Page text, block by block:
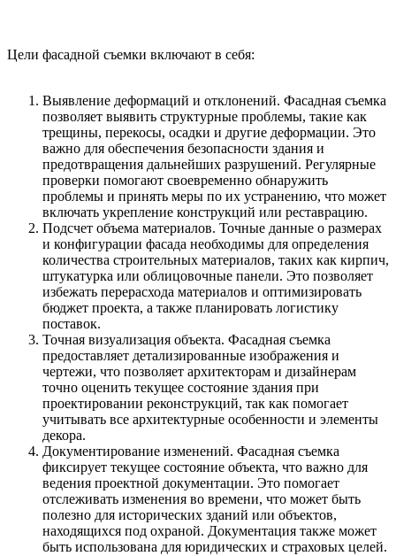
Цели фасадной съемки включают в себя:
Выявление деформаций и отклонений. Фасадная съемка
позволяет выявить структурные проблемы, такие как
трещины, перекосы, осадки и другие деформации. Это
важно для обеспечения безопасности здания и
предотвращения дальнейших разрушений. Регулярные
проверки помогают своевременно обнаружить
проблемы и принять меры по их устранению, что может
включать укрепление конструкций или реставрацию.
Подсчет объема материалов. Точные данные о размерах
и конфигурации фасада необходимы для определения
количества строительных материалов, таких как кирпич,
штукатурка или облицовочные панели. Это позволяет
избежать перерасхода материалов и оптимизировать
бюджет проекта, а также планировать логистику
поставок.
Точная визуализация объекта. Фасадная съемка
предоставляет детализированные изображения и
чертежи, что позволяет архитекторам и дизайнерам
точно оценить текущее состояние здания при
проектировании реконструкций, так как помогает
учитывать все архитектурные особенности и элементы
декора.
Документирование изменений. Фасадная съемка
фиксирует текущее состояние объекта, что важно для
ведения проектной документации. Это помогает
отслеживать изменения во времени, что может быть
полезно для исторических зданий или объектов,
находящихся под охраной. Документация также может
быть использована для юридических и страховых целей.